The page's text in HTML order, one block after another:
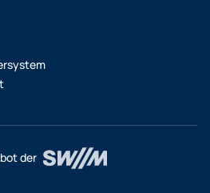
sich aktuell noch acht
der